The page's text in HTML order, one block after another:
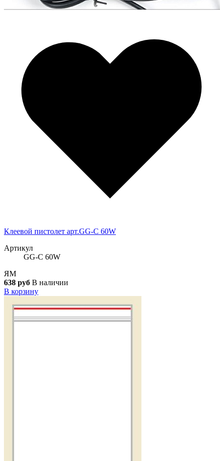
Клеевой пистолет арт.GG-С 60W
Артикул
GG-С 60W
ЯМ
638 руб В наличии
В корзину